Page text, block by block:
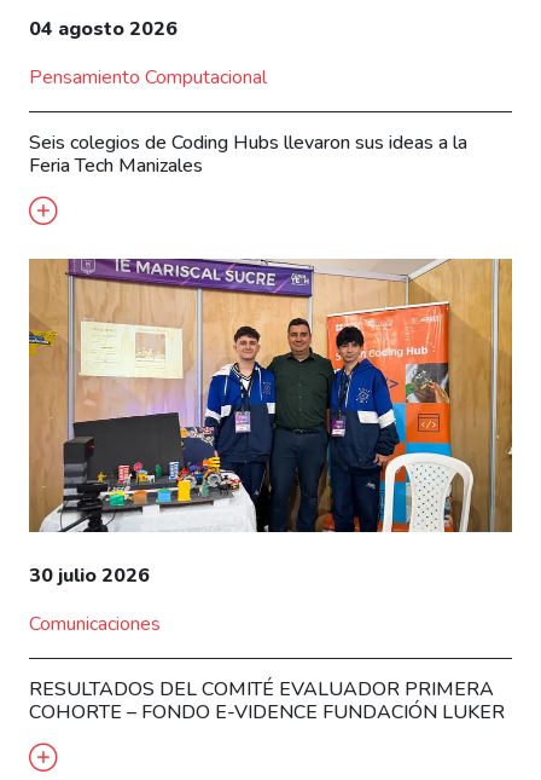
04 agosto 2026
Pensamiento Computacional
Seis colegios de Coding Hubs llevaron sus ideas a la
Feria Tech Manizales
30 julio 2026
Comunicaciones
RESULTADOS DEL COMITÉ EVALUADOR PRIMERA
COHORTE – FONDO E-VIDENCE FUNDACIÓN LUKER